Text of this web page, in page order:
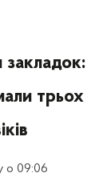
трьох
о 09:06